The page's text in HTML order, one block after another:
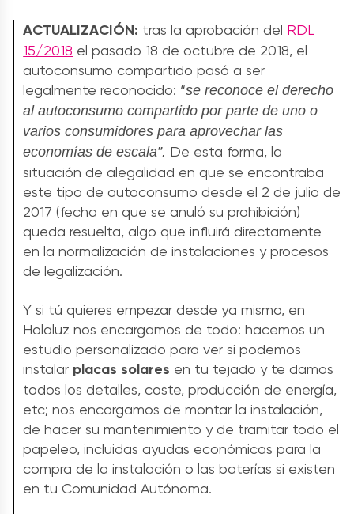
ACTUALIZACIÓN: tras la aprobación del RDL
15/2018 el pasado 18 de octubre de 2018, el
autoconsumo compartido pasó a ser
legalmente reconocido: “se reconoce el derecho
al autoconsumo compartido por parte de uno o
varios consumidores para aprovechar las
economías de escala”. De esta forma, la
situación de alegalidad en que se encontraba
este tipo de autoconsumo desde el 2 de julio de
2017 (fecha en que se anuló su prohibición)
queda resuelta, algo que influirá directamente
en la normalización de instalaciones y procesos
de legalización.
Y si tú quieres empezar desde ya mismo, en
Holaluz nos encargamos de todo: hacemos un
estudio personalizado para ver si podemos
instalar placas solares en tu tejado y te damos
todos los detalles, coste, producción de energía,
etc; nos encargamos de montar la instalación,
de hacer su mantenimiento y de tramitar todo el
papeleo, incluidas ayudas económicas para la
compra de la instalación o las baterías si existen
en tu Comunidad Autónoma.